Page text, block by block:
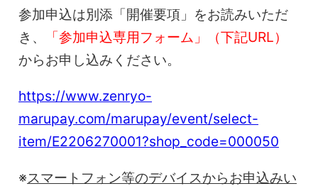
参加申込は別添「開催要項」をお読みいただ
き、
「参加申込専用フォーム」（下記URL）
からお申し込みください。
https://www.zenryo-
marupay.com/marupay/event/select-
item/E2206270001?shop_code=000050
※スマートフォン等のデバイスからお申込みい